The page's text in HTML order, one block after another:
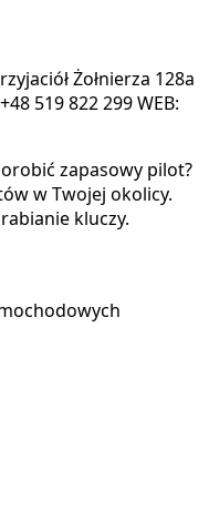
Żołnierza 128a
519 822 299 WEB:
zapasowy pilot?
w Twojej okolicy.
kluczy.